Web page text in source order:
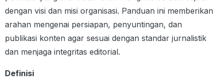
dengan visi dan misi organisasi. Panduan ini memberikan
arahan mengenai persiapan, penyuntingan, dan
publikasi konten agar sesuai dengan standar jurnalistik
dan menjaga integritas editorial.
Definisi